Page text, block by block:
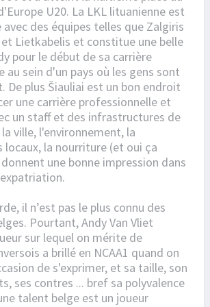
U20. La LKL lituanienne est
des équipes telles que Zalgiris
et Lietkabelis et constitue une belle
pour le début de sa carrière
au sein d'un pays où les gens sont
De plus Šiauliai est un bon endroit
une carrière professionnelle et
un staff et des infrastructures de
ville, l'environnement, la
locaux, la nourriture (et oui ça
une bonne impression dans
il n’est pas le plus connu des
Pourtant, Andy Van Vliet
sur lequel on mérite de
a brillé en NCAA1 quand on
de s'exprimer, et sa taille, son
ses contres ... bref sa polyvalence
talent belge est un joueur